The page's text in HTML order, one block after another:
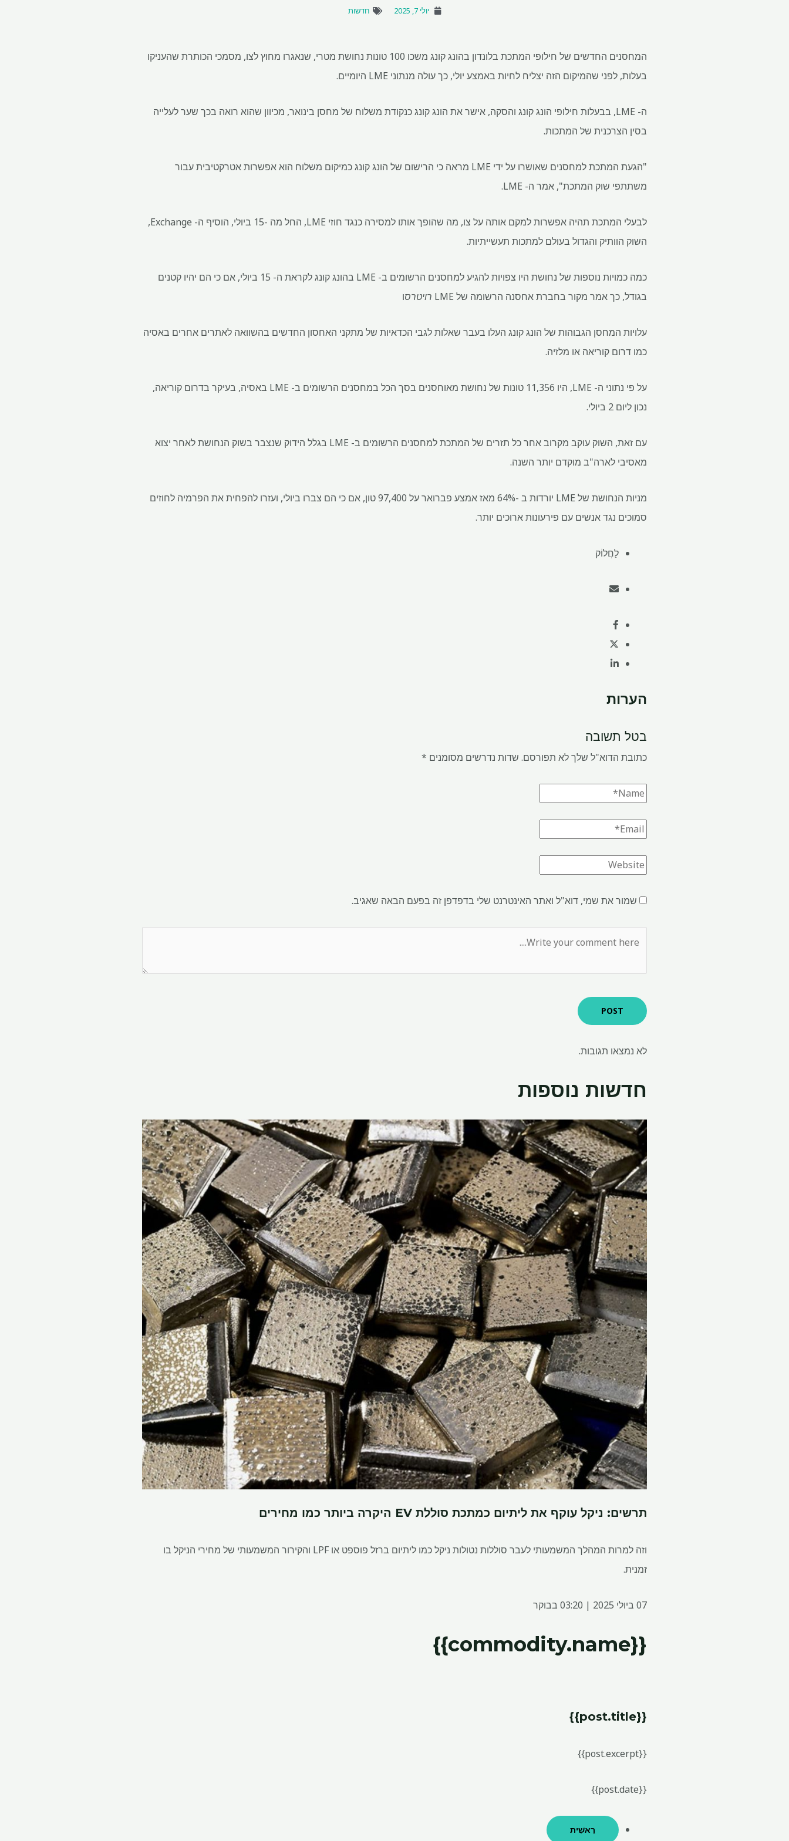
יולי 7, 2025 חדשות
המחסנים החדשים של חילופי המתכת בלונדון בהונג קונג משכו 100 טונות נחושת מטרי, שנאגרו מחוץ לצו, מסמכי הכותרת שהעניקו
בעלות, לפני שהמיקום הזה יצליח לחיות באמצע יולי, כך עולה מנתוני LME היומיים.
ה- LME, בבעלות חילופי הונג קונג והסקה, אישר את הונג קונג כנקודת משלוח של מחסן בינואר, מכיוון שהוא רואה בכך שער לעלייה
בסין הצרכנית של המתכות.
"הגעת המתכת למחסנים שאושרו על ידי LME מראה כי הרישום של הונג קונג כמיקום משלוח הוא אפשרות אטרקטיבית עבור
משתתפי שוק המתכת", אמר ה- LME.
לבעלי המתכת תהיה אפשרות למקם אותה על צו, מה שהופך אותו למסירה כנגד חוזי LME, החל מה -15 ביולי, הוסיף ה- Exchange,
השוק הוותיק והגדול בעולם למתכות תעשייתיות.
כמה כמויות נוספות של נחושת היו צפויות להגיע למחסנים הרשומים ב- LME בהונג קונג לקראת ה- 15 ביולי, אם כי הם יהיו קטנים
בגודל, כך אמר מקור בחברת אחסנה הרשומה של LME
רויטרסו
עלויות המחסן הגבוהות של הונג קונג העלו בעבר שאלות לגבי הכדאיות של מתקני האחסון החדשים בהשוואה לאתרים אחרים באסיה
כמו דרום קוריאה או מלזיה.
על פי נתוני ה- LME, היו 11,356 טונות של נחושת מאוחסנים בסך הכל במחסנים הרשומים ב- LME באסיה, בעיקר בדרום קוריאה,
נכון ליום 2 ביולי.
עם זאת, השוק עוקב מקרוב אחר כל תזרים של המתכת למחסנים הרשומים ב- LME בגלל הידוק שנצבר בשוק הנחושת לאחר יצוא
מאסיבי לארה"ב מוקדם יותר השנה.
מניות הנחושת של LME יורדות ב -64% מאז אמצע פברואר על 97,400 טון, אם כי הם צברו ביולי, ועזרו להפחית את הפרמיה לחוזים
סמוכים נגד אנשים עם פירעונות ארוכים יותר.
לַחֲלוֹק
הערות
בטל תשובה
כתובת הדוא"ל שלך לא תפורסם. שדות נדרשים מסומנים *
שמור את שמי, דוא"ל ואתר האינטרנט שלי בדפדפן זה בפעם הבאה שאגיב.
לא נמצאו תגובות.
חדשות נוספות
תרשים: ניקל עוקף את ליתיום כמתכת סוללת EV היקרה ביותר כמו מחירים
וזה למרות המהלך המשמעותי לעבר סוללות נטולות ניקל כמו ליתיום ברזל פוספט או LPF והקירור המשמעותי של מחירי הניקל בו
זמנית.
07 ביולי 2025 | 03:20 בבוקר
{{commodity.name}}
{{post.title}}
{{post.excerpt}}
{{post.date}}
רֵאשִׁית